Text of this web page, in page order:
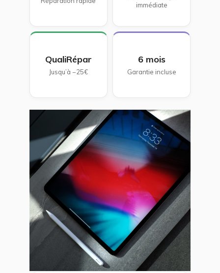
immédiate
QualiRépar
Jusqu’à −25€
6 mois
Garantie incluse